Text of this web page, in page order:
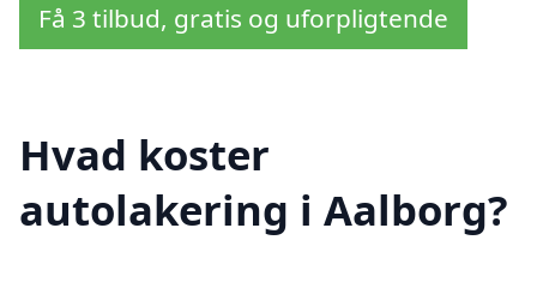
Få 3 tilbud, gratis og uforpligtende
Hvad koster
autolakering i Aalborg?